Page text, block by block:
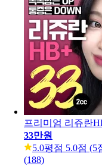
프리미엄 리쥬란
33만원
5.0평점 5.0점 (5
(188)